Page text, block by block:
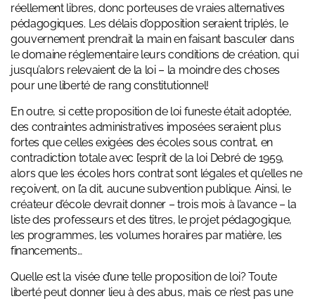
réellement libres, donc porteuses de vraies alternatives
pédagogiques. Les délais d’opposition seraient triplés, le
gouvernement prendrait la main en faisant basculer dans
le domaine réglementaire leurs conditions de création, qui
jusqu’alors relevaient de la loi – la moindre des choses
pour une liberté de rang constitutionnel!
En outre, si cette proposition de loi funeste était adoptée,
des contraintes administratives imposées seraient plus
fortes que celles exigées des écoles sous contrat, en
contradiction totale avec l’esprit de la loi Debré de 1959,
alors que les écoles hors contrat sont légales et qu’elles ne
reçoivent, on l’a dit, aucune subvention publique. Ainsi, le
créateur d’école devrait donner – trois mois à l’avance – la
liste des professeurs et des titres, le projet pédagogique,
les programmes, les volumes horaires par matière, les
financements…
Quelle est la visée d’une telle proposition de loi? Toute
liberté peut donner lieu à des abus, mais ce n’est pas une